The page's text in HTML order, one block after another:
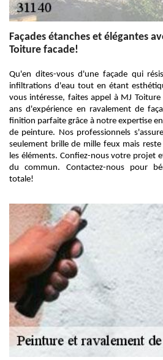
Façades étanches et élégantes
Toiture facade!
Qu'en dites-vous d'une façade qui
infiltrations d'eau tout en étant
vous intéresse, faites appel à MJ
ans d'expérience en ravalement de
finition parfaite grâce à notre expertise
de peinture. Nos professionnels
seulement brille de mille feux mais
les éléments. Confiez-nous votre projet
du commun. Contactez-nous pour
totale!